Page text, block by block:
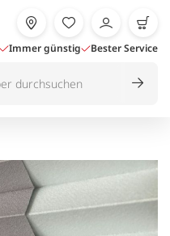
Immer günstig Bester Service